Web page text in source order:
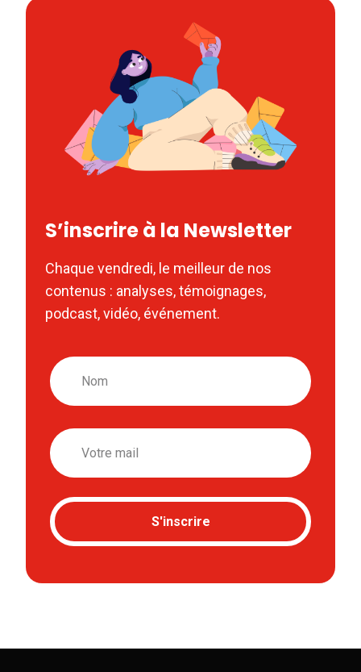
S’inscrire à la Newsletter
Chaque vendredi, le meilleur de nos
contenus : analyses, témoignages,
podcast, vidéo, événement.
Nom
Email
S'inscrire